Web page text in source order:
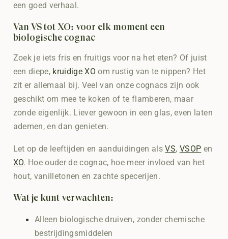
een goed verhaal.
Van VS tot XO: voor elk moment een
biologische cognac
Zoek je iets fris en fruitigs voor na het eten? Of juist
een diepe, kruidige XO om rustig van te nippen? Het
zit er allemaal bij. Veel van onze cognacs zijn ook
geschikt om mee te koken of te flamberen, maar
zonde eigenlijk. Liever gewoon in een glas, even laten
ademen, en dan genieten.
Let op de leeftijden en aanduidingen alsVS, VSOP en
XO. Hoe ouder de cognac, hoe meer invloed van het
hout, vanilletonen en zachte specerijen.
Wat je kunt verwachten:
Alleen biologische druiven, zonder chemische
bestrijdingsmiddelen